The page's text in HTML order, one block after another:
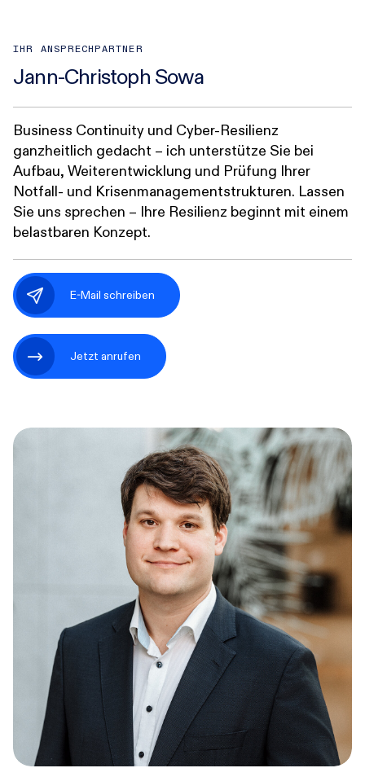
IHR ANSPRECHPARTNER
Jann-Christoph Sowa
Business Continuity und Cyber-Resilienz
ganzheitlich gedacht – ich unterstütze Sie bei
Aufbau, Weiterentwicklung und Prüfung Ihrer
Notfall- und Krisenmanagementstrukturen. Lassen
Sie uns sprechen – Ihre Resilienz beginnt mit einem
belastbaren Konzept.
E-Mail schreiben
Jetzt anrufen